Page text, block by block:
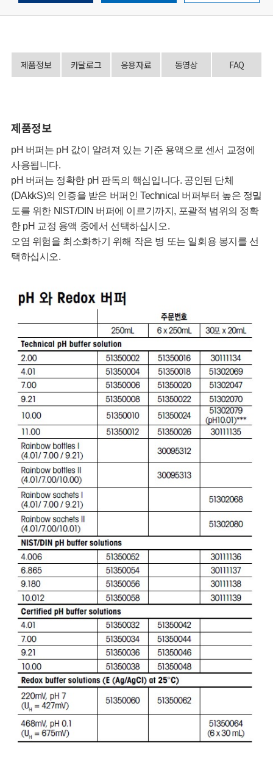
제품정보 카달로그 응용자료 동영상 FAQ
제품정보
pH 버퍼는 pH 값이 알려져 있는 기준 용액으로 센서 교정에
사용됩니다.
pH 버퍼는 정확한 pH 판독의 핵심입니다. 공인된 단체
(DAkkS)의 인증을 받은 버퍼인 Technical 버퍼부터 높은 정밀
도를 위한 NIST/DIN 버퍼에 이르기까지, 포괄적 범위의 정확
한 pH 교정 용액 중에서 선택하십시오.
오염 위험을 최소화하기 위해 작은 병 또는 일회용 봉지를 선
택하십시오.